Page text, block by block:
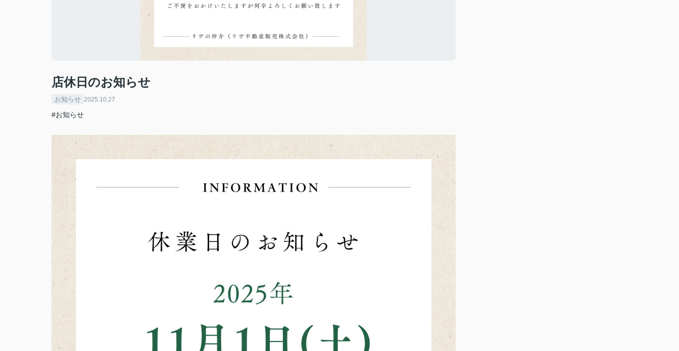
店休日のお知らせ
お知らせ 2025.10.27
#お知らせ